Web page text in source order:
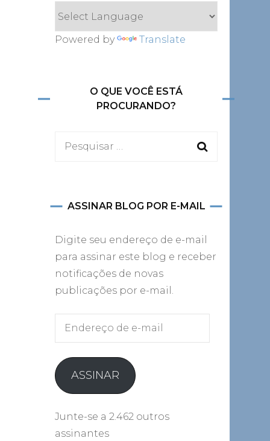
Powered by Translate
O QUE VOCÊ ESTÁ
PROCURANDO?
Pesquisar
ASSINAR BLOG POR E-MAIL
Digite seu endereço de e-mail
para assinar este blog e receber
notificações de novas
publicações por e-mail.
Endereço
mailASSINAR
Junte-se a 2.462 outros
assinantes